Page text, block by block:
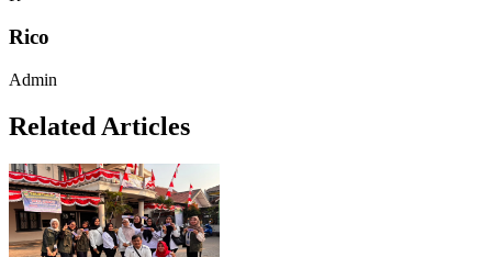
Rico
Admin
Related Articles